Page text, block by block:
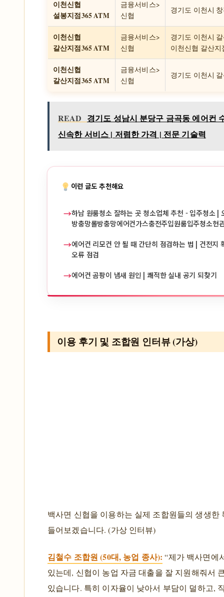
이천신협
설봉지점365 ATM
금융서비스>
신협
경기도 이천시
이천신협
갈산지점365 ATM
금융서비스>
신협
경기도 이천시
이천신협 갈산지
이천신협
갈산지점365 ATM
금융서비스>
신협
경기도 이천시
READ 경기도 성남시 분당구 금곡동 에어컨
신속한 서비스 | 저렴한 가격 | 전문 기술력
이런 글도 추천해요
→하남 원룸청소 잘하는 곳 청소업체 추천 - 입주청소 |
방충망롤방충망에어컨가스충전주입원룸입주청소현
→에어컨 리모컨 안 될 때 간단히 점검하는 법 | 건전지
오류 점검
→에어컨 곰팡이 냄새 원인 | 쾌적한 실내 공기 되찾기
이용 후기 및 조합원 인터뷰 (가상)
백사면 신협을 이용하는 실제 조합원들의 생생한
들어보겠습니다. (가상 인터뷰)
김철수 조합원 (50대, 농업 종사): “제가 백사면에
있는데, 신협이 농업 자금 대출을 잘 지원해줘서
있습니다. 특히 이자율이 낮아서 부담이 덜하고,